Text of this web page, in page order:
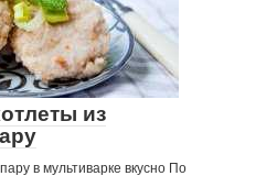
из
в мультиварке вкусно По